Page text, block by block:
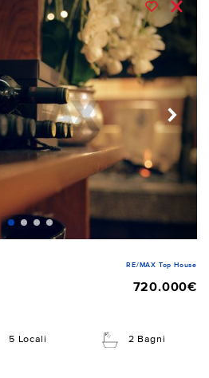
RE/MAX Top House
720.000€
5 Locali 2 Bagni